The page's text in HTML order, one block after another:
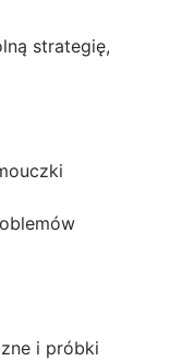
strategię,
i próbki